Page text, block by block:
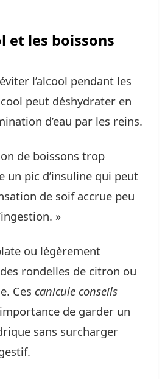
et les boissons
l’alcool pendant les
peut déshydrater en
d’eau par les reins.
de boissons trop
un pic d’insuline qui peut
de soif accrue peu
»
ou légèrement
rondelles de citron ou
Ces canicule conseils
de garder un
sans surcharger